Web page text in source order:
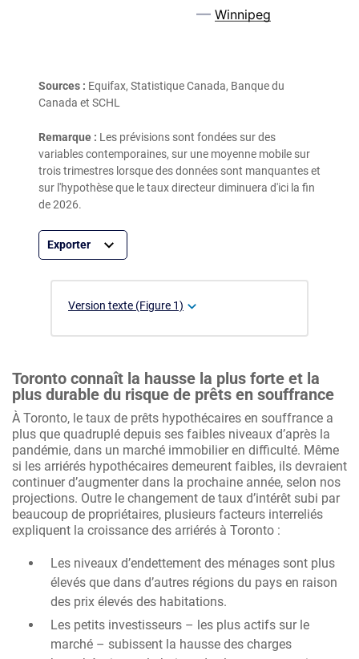
Sources : Equifax, Statistique Canada, Banque du
Canada et SCHL
Remarque : Les prévisions sont fondées sur des
variables contemporaines, sur une moyenne mobile sur
trois trimestres lorsque des données sont manquantes et
sur l'hypothèse que le taux directeur diminuera d'ici la fin
de 2026.
Version texte (Figure 1)
Toronto connaît la hausse la plus forte et la
plus durable du risque de prêts en souffrance
À Toronto, le taux de prêts hypothécaires en souffrance a
plus que quadruplé depuis ses faibles niveaux d’après la
pandémie, dans un marché immobilier en difficulté. Même
si les arriérés hypothécaires demeurent faibles, ils devraient
continuer d’augmenter dans la prochaine année, selon nos
projections. Outre le changement de taux d’intérêt subi par
beaucoup de propriétaires, plusieurs facteurs interreliés
expliquent la croissance des arriérés à Toronto :
Les niveaux d’endettement des ménages sont plus
élevés que dans d’autres régions du pays en raison
des prix élevés des habitations.
Les petits investisseurs – les plus actifs sur le
marché – subissent la hausse des charges